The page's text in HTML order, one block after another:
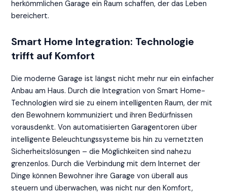
herkömmlichen Garage ein Raum schaffen, der das Leben
bereichert.
Smart Home Integration: Technologie
trifft auf Komfort
Die moderne Garage ist längst nicht mehr nur ein einfacher
Anbau am Haus. Durch die Integration von Smart Home-
Technologien wird sie zu einem intelligenten Raum, der mit
den Bewohnern kommuniziert und ihren Bedürfnissen
vorausdenkt. Von automatisierten Garagentoren über
intelligente Beleuchtungssysteme bis hin zu vernetzten
Sicherheitslösungen – die Möglichkeiten sind nahezu
grenzenlos. Durch die Verbindung mit dem Internet der
Dinge können Bewohner ihre Garage von überall aus
steuern und überwachen, was nicht nur den Komfort,